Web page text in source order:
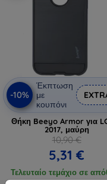
-10%
Έκπτωση
με
κουπόνι
Θήκη Beeyo Armor για
2017, μαύρη
10,90 €
5,31 €
Τελευταίο τεμάχιο σε